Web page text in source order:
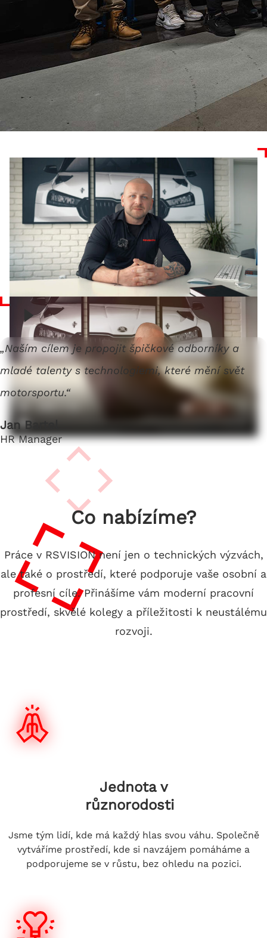
„Naším cílem je propojit špičkové odborníky a
mladé talenty s technologiemi, které mění svět
motorsportu.“
Jan Bartel
HR Manager
Co nabízíme?
Práce v RSVISION není jen o technických výzvách,
ale také o prostředí, které podporuje vaše osobní a
profesní cíle. Přinášíme vám moderní pracovní
prostředí, skvělé kolegy a příležitosti k neustálému
rozvoji.
Jednota v
různorodosti
Jsme tým lidí, kde má každý hlas svou váhu. Společně
vytváříme prostředí, kde si navzájem pomáháme a
podporujeme se v růstu, bez ohledu na pozici.